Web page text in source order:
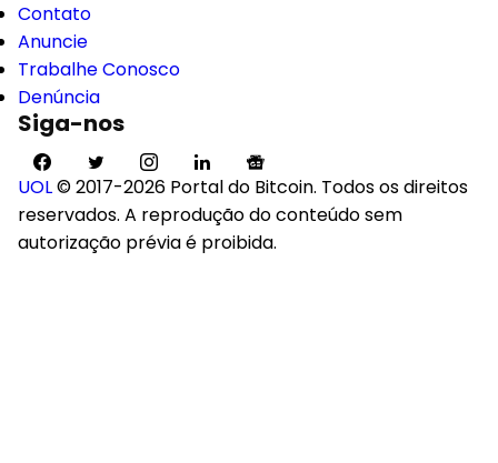
Contato
Anuncie
Trabalhe Conosco
Denúncia
Siga-nos
UOL© 2017-2026 Portal do Bitcoin. Todos os direitos
reservados. A reprodução do conteúdo sem
autorização prévia é proibida.